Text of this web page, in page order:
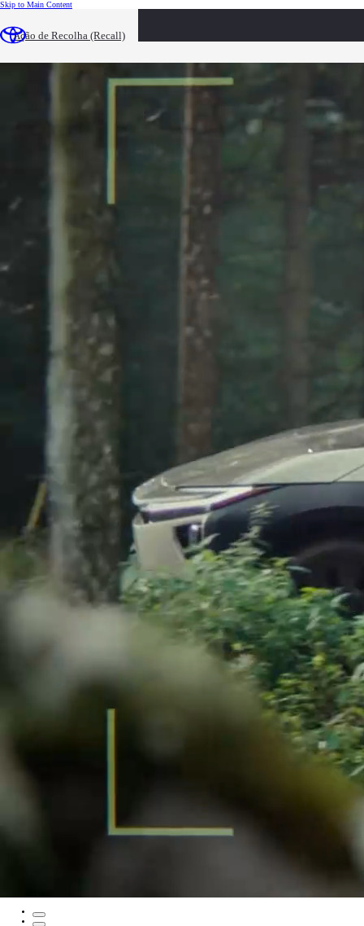
Skip to Main Content(Press Enter)
Ação de Recolha (Recall)